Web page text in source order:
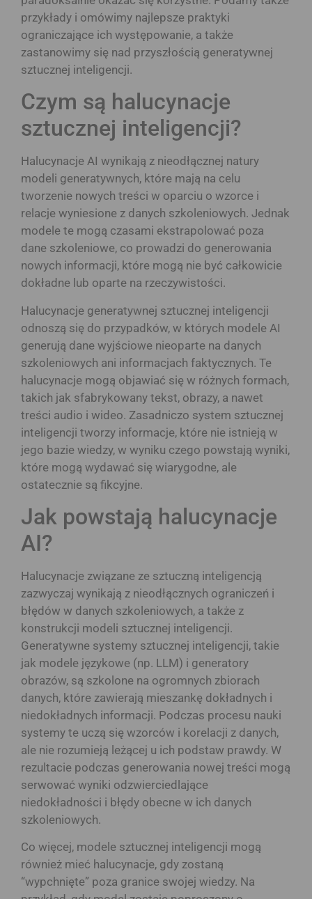
przykłady i omówimy najlepsze praktyki
ograniczające ich występowanie, a także
zastanowimy się nad przyszłością generatywnej
sztucznej inteligencji.
Czym są halucynacje
sztucznej inteligencji?
Halucynacje AI wynikają z nieodłącznej natury
modeli generatywnych, które mają na celu
tworzenie nowych treści w oparciu o wzorce i
relacje wyniesione z danych szkoleniowych. Jednak
modele te mogą czasami ekstrapolować poza
dane szkoleniowe, co prowadzi do generowania
nowych informacji, które mogą nie być całkowicie
dokładne lub oparte na rzeczywistości.
Halucynacje generatywnej sztucznej inteligencji
odnoszą się do przypadków, w których modele AI
generują dane wyjściowe nieoparte na danych
szkoleniowych ani informacjach faktycznych. Te
halucynacje mogą objawiać się w różnych formach,
takich jak sfabrykowany tekst, obrazy, a nawet
treści audio i wideo. Zasadniczo system sztucznej
inteligencji tworzy informacje, które nie istnieją w
jego bazie wiedzy, w wyniku czego powstają wyniki,
które mogą wydawać się wiarygodne, ale
ostatecznie są fikcyjne.
Jak powstają halucynacje
AI?
Halucynacje związane ze sztuczną inteligencją
zazwyczaj wynikają z nieodłącznych ograniczeń i
błędów w danych szkoleniowych, a także z
konstrukcji modeli sztucznej inteligencji.
Generatywne systemy sztucznej inteligencji, takie
jak modele językowe (np. LLM) i generatory
obrazów, są szkolone na ogromnych zbiorach
danych, które zawierają mieszankę dokładnych i
niedokładnych informacji. Podczas procesu nauki
systemy te uczą się wzorców i korelacji z danych,
ale nie rozumieją leżącej u ich podstaw prawdy. W
rezultacie podczas generowania nowej treści mogą
serwować wyniki odzwierciedlające
niedokładności i błędy obecne w ich danych
szkoleniowych.
Co więcej, modele sztucznej inteligencji mogą
również mieć halucynacje, gdy zostaną
“wypchnięte” poza granice swojej wiedzy. Na